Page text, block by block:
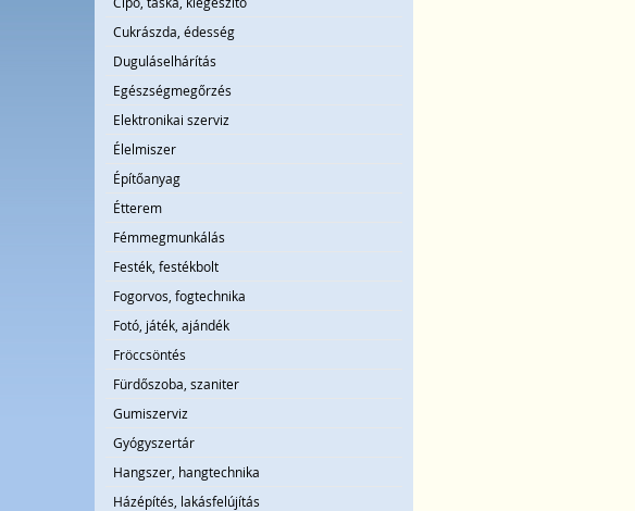
Cukrászda, édesség
Duguláselhárítás
Egészségmegőrzés
Elektronikai szerviz
Élelmiszer
Építőanyag
Étterem
Fémmegmunkálás
Festék, festékbolt
Fogorvos, fogtechnika
Fotó, játék, ajándék
Fröccsöntés
Fürdőszoba, szaniter
Gumiszerviz
Gyógyszertár
Hangszer, hangtechnika
Házépítés, lakásfelújítás